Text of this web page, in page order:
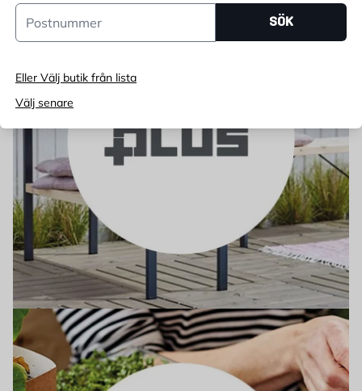
Postnummer
SÖK
Eller Välj butik från lista
Välj senare